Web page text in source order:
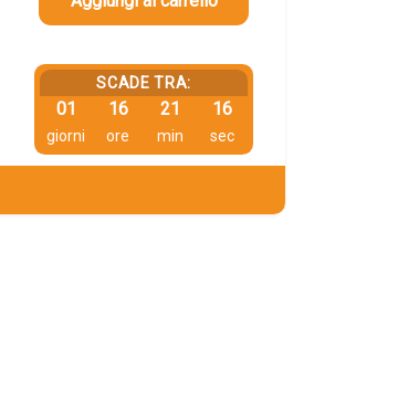
SCADE TRA:
01
giorni
16
ore
21
min
15
sec